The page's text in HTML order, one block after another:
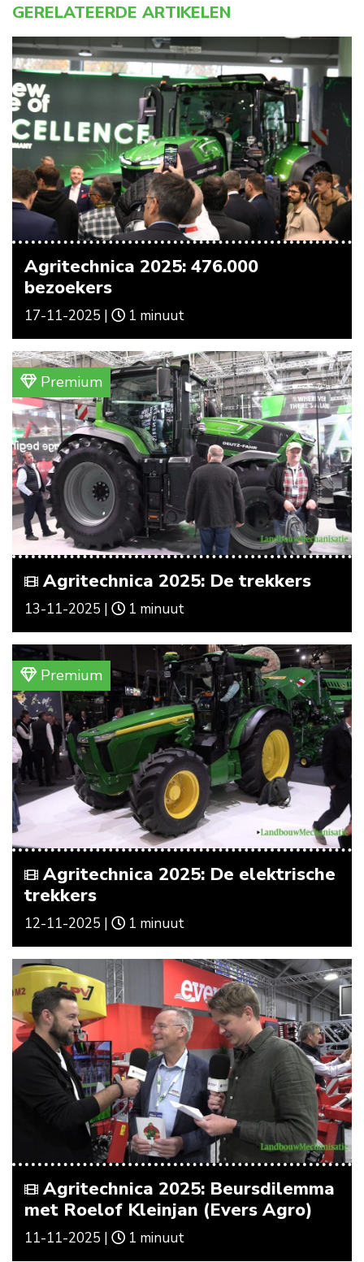
GERELATEERDE ARTIKELEN
Agritechnica 2025: 476.000
bezoekers
17-11-2025 | 1 minuut
Premium
Agritechnica 2025: De trekkers
13-11-2025 | 1 minuut
Premium
Agritechnica 2025: De elektrische
trekkers
12-11-2025 | 1 minuut
Agritechnica 2025: Beursdilemma
met Roelof Kleinjan (Evers Agro)
11-11-2025 | 1 minuut